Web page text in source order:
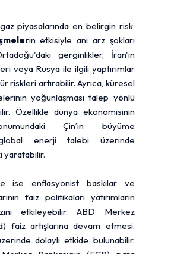
piyasalarında en belirgin risk,
in etkisiyle ani arz şokları
gerginlikler, İran'ın
veya Rusya ile ilgili yaptırımlar
riskleri artırabilir. Ayrıca, küresel
yoğunlaşması talep yönlü
Özellikle dünya ekonomisinin
Çin’in büyüme
enerji talebi üzerinde
yaratabilir.
ise enflasyonist baskılar ve
faiz politikaları yatırımların
etkileyebilir. ABD Merkez
faiz artışlarına devam etmesi,
dolaylı etkide bulunabilir.